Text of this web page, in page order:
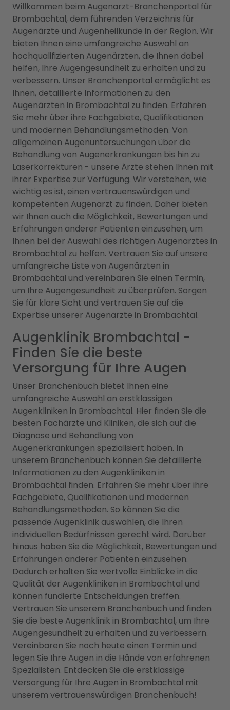
Willkommen beim Augenarzt-Branchenportal für
Brombachtal, dem führenden Verzeichnis für
Augenärzte und Augenheilkunde in der Region. Wir
bieten Ihnen eine umfangreiche Auswahl an
hochqualifizierten Augenärzten, die Ihnen dabei
helfen, Ihre Augengesundheit zu erhalten und zu
verbessern. Unser Branchenportal ermöglicht es
Ihnen, detaillierte Informationen zu den
Augenärzten in Brombachtal zu finden. Erfahren
Sie mehr über ihre Fachgebiete, Qualifikationen
und modernen Behandlungsmethoden. Von
allgemeinen Augenuntersuchungen über die
Behandlung von Augenerkrankungen bis hin zu
Laserkorrekturen - unsere Ärzte stehen Ihnen mit
ihrer Expertise zur Verfügung. Wir verstehen, wie
wichtig es ist, einen vertrauenswürdigen und
kompetenten Augenarzt zu finden. Daher bieten
wir Ihnen auch die Möglichkeit, Bewertungen und
Erfahrungen anderer Patienten einzusehen, um
Ihnen bei der Auswahl des richtigen Augenarztes in
Brombachtal zu helfen. Vertrauen Sie auf unsere
umfangreiche Liste von Augenärzten in
Brombachtal und vereinbaren Sie einen Termin,
um Ihre Augengesundheit zu überprüfen. Sorgen
Sie für klare Sicht und vertrauen Sie auf die
Expertise unserer Augenärzte in Brombachtal.
Augenklinik Brombachtal -
Finden Sie die beste
Versorgung für Ihre Augen
Unser Branchenbuch bietet Ihnen eine
umfangreiche Auswahl an erstklassigen
Augenkliniken in Brombachtal. Hier finden Sie die
besten Fachärzte und Kliniken, die sich auf die
Diagnose und Behandlung von
Augenerkrankungen spezialisiert haben. In
unserem Branchenbuch können Sie detaillierte
Informationen zu den Augenkliniken in
Brombachtal finden. Erfahren Sie mehr über ihre
Fachgebiete, Qualifikationen und modernen
Behandlungsmethoden. So können Sie die
passende Augenklinik auswählen, die Ihren
individuellen Bedürfnissen gerecht wird. Darüber
hinaus haben Sie die Möglichkeit, Bewertungen und
Erfahrungen anderer Patienten einzusehen.
Dadurch erhalten Sie wertvolle Einblicke in die
Qualität der Augenkliniken in Brombachtal und
können fundierte Entscheidungen treffen.
Vertrauen Sie unserem Branchenbuch und finden
Sie die beste Augenklinik in Brombachtal, um Ihre
Augengesundheit zu erhalten und zu verbessern.
Vereinbaren Sie noch heute einen Termin und
legen Sie Ihre Augen in die Hände von erfahrenen
Spezialisten. Entdecken Sie die erstklassige
Versorgung für Ihre Augen in Brombachtal mit
unserem vertrauenswürdigen Branchenbuch!